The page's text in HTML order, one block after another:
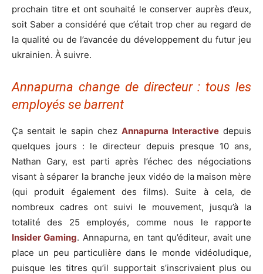
prochain titre et ont souhaité le conserver auprès d’eux,
soit Saber a considéré que c’était trop cher au regard de
la qualité ou de l’avancée du développement du futur jeu
ukrainien. À suivre.
Annapurna change de directeur : tous les
employés se barrent
Ça sentait le sapin chez Annapurna Interactive depuis
quelques jours : le directeur depuis presque 10 ans,
Nathan Gary, est parti après l’échec des négociations
visant à séparer la branche jeux vidéo de la maison mère
(qui produit également des films). Suite à cela, de
nombreux cadres ont suivi le mouvement, jusqu’à la
totalité des 25 employés, comme nous le rapporte
Insider Gaming. Annapurna, en tant qu’éditeur, avait une
place un peu particulière dans le monde vidéoludique,
puisque les titres qu’il supportait s’inscrivaient plus ou